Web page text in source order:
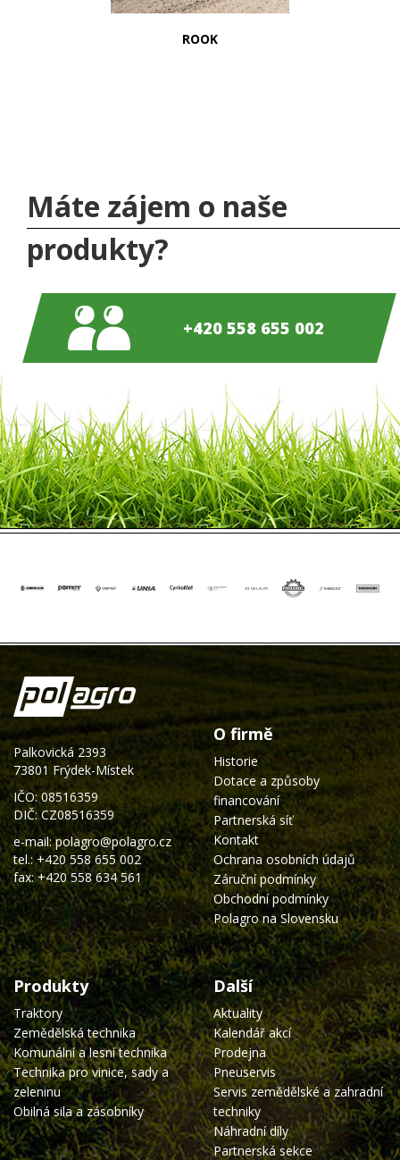
ROOK
Máte zájem o naše
produkty?
+420 558 655 002
Palkovická 2393
73801 Frýdek-Místek
IČO: 08516359
DIČ: CZ08516359
e-mail:polagro@polagro.cz
tel.:+420 558 655 002
fax: +420 558 634 561
O firmě
Historie
Dotace a způsoby
financování
Partnerská síť
Kontakt
Ochrana osobních údajů
Záruční podmínky
Obchodní podmínky
Polagro na Slovensku
Produkty
Traktory
Zemědělská technika
Komunální a lesní technika
Technika pro vinice, sady a
zeleninu
Obilná sila a zásobníky
Další
Aktuality
Kalendář akcí
Prodejna
Pneuservis
Servis zemědělské a zahradní
techniky
Náhradní díly
Partnerská sekce